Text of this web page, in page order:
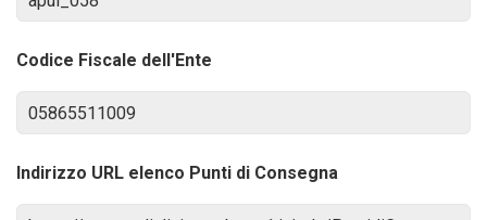
Codice Fiscale dell'Ente
Indirizzo URL elenco Punti di Consegna